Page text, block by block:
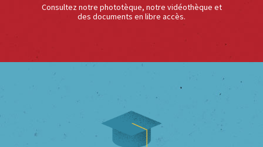
Consultez notre phototèque, notre vidéothèque et
des documents en libre accès.